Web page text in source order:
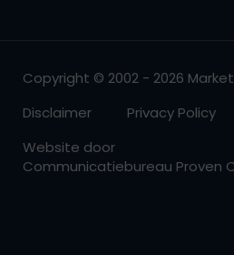
Copyright © 2002 - 2026
Disclaimer
Privacy Policy
Website door
Communicatiebureau Proven